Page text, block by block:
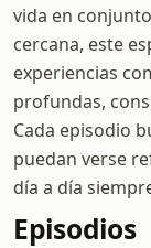
vida en
cercana, este
experiencias
profundas,
Cada episodio
puedan verse
día a día
Episodios